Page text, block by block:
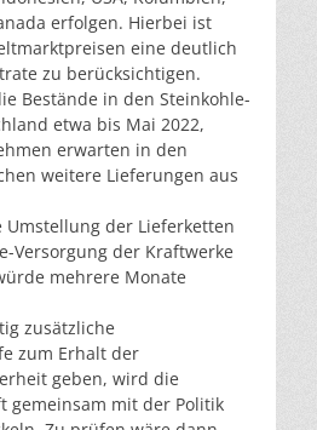
erfolgen. Hierbei ist
eine deutlich
zu berücksichtigen.
Bestände in den Steinkohle-
etwa bis Mai 2022,
erwarten in den
weitere Lieferungen aus
Umstellung der Lieferketten
Versorgung der Kraftwerke
mehrere Monate
zusätzliche
zum Erhalt der
geben, wird die
gemeinsam mit der Politik